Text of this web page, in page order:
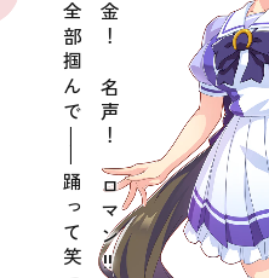
金！ 名声！ ロマン‼
全部掴んで